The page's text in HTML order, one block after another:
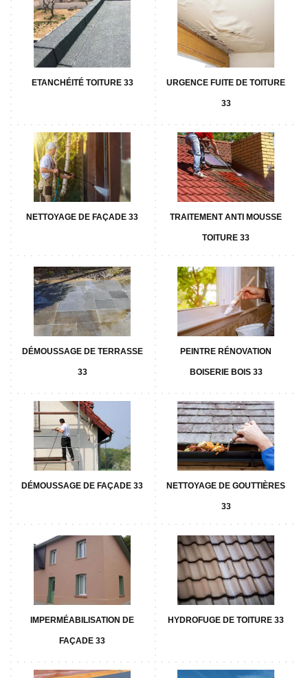
ETANCHÉITÉ TOITURE 33 URGENCE FUITE DE TOITURE
33
NETTOYAGE DE FAÇADE 33 TRAITEMENT ANTI MOUSSE
TOITURE 33
DÉMOUSSAGE DE TERRASSE
33
PEINTRE RÉNOVATION
BOISERIE BOIS 33
DÉMOUSSAGE DE FAÇADE 33 NETTOYAGE DE GOUTTIÈRES
33
IMPERMÉABILISATION DE
FAÇADE 33
HYDROFUGE DE TOITURE 33